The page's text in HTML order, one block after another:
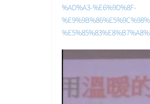
%AD%A3-%E6%9D%8F-